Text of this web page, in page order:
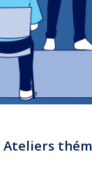
Ateliers